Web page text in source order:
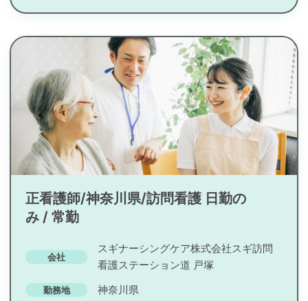
正看護師/神奈川県/訪問看護 日勤の
み / 常勤
会社
スギナーシングケア株式会社スギ訪問
看護ステーション道 戸塚
勤務地 神奈川県